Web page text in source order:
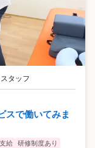
タッフ
スで働いてみま
給
研修制度あり